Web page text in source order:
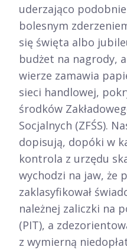
uderzająco
bolesnym
się święta albo
budżet na nagrody,
wierze zamawia
sieci handlowej,
środków
Socjalnych (ZFŚS).
dopisują, dopóki w
kontrola z urzędu
wychodzi na jaw, że
zaklasyfikował
należnej zaliczki na
(PIT), a
z wymierną